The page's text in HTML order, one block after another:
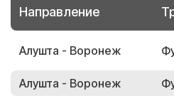
Направление
Алушта - Воронеж
Алушта - Воронеж